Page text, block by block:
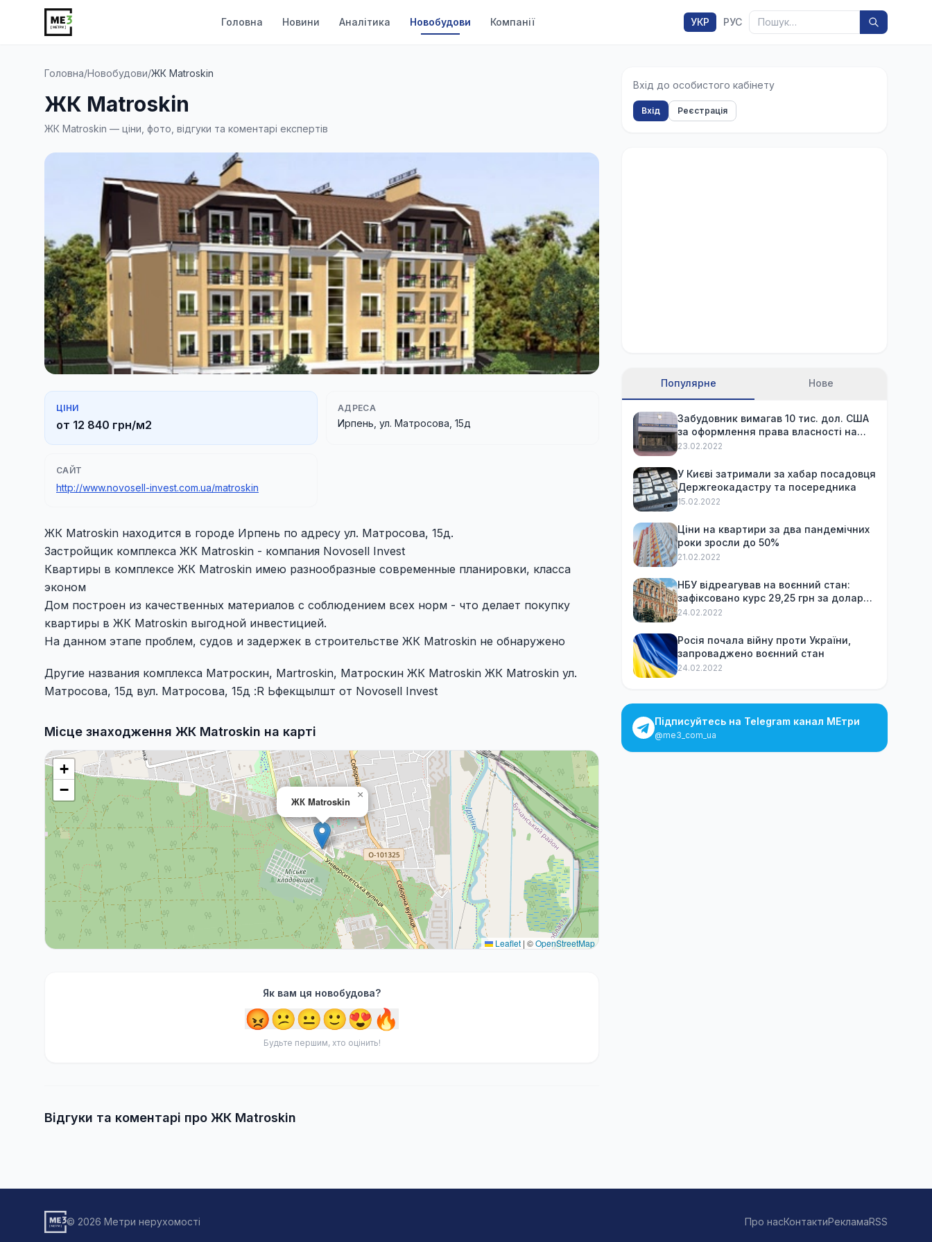
Головна Новини Аналітика Новобудови Компанії УКР РУС Пошук
Головна/Новобудови/ЖК Matroskin
ЖК Matroskin
ЖК Matroskin — ціни, фото, відгуки та коментарі експертів
ЦІНИ
от 12 840 грн/м2
АДРЕСА
Ирпень, ул. Матросова, 15д
САЙТ
http://www.novosell-invest.com.ua/matroskin
ЖК Matroskin находится в городе Ирпень по адресу ул. Матросова, 15д.
Застройщик комплекса ЖК Matroskin - компания Novosell Invest
Квартиры в комплексе ЖК Matroskin имею разнообразные современные планировки, класса
эконом
Дом построен из качественных материалов с соблюдением всех норм - что делает покупку
квартиры в ЖК Matroskin выгодной инвестицией.
На данном этапе проблем, судов и задержек в строительстве ЖК Matroskin не обнаружено
Другие названия комплекса Матроскин, Martroskin, Матроскин ЖК Matroskin ЖК Matroskin ул.
Матросова, 15д вул. Матросова, 15д :R Ьфекщылшт от Novosell Invest
Місце знаходження ЖК Matroskin на карті
ЖК Matroskin
×
+
−
Leaflet | ©OpenStreetMap
Як вам ця новобудова?
😡😕😐🙂😍🔥
Будьте першим, хто оцінить!
Відгуки та коментарі про ЖК Matroskin
Вхід до особистого кабінету
Вхід Реєстрація
Популярне Нове
Забудовник вимагав 10 тис. дол. США
за оформлення права власності на
вже куплену квартиру
23.02.2022
У Києві затримали за хабар посадовця
Держгеокадастру та посередника
15.02.2022
Ціни на квартири за два пандемічних
роки зросли до 50%
21.02.2022
НБУ відреагував на воєнний стан:
зафіксовано курс 29,25 грн за долар
та обмежив зняття готівки
24.02.2022
Росія почала війну проти України,
запроваджено воєнний стан
24.02.2022
Підписуйтесь на Telegram канал МЕтри
@me3_com_ua
© 2026 Метри нерухомості Про насКонтактиРекламаRSS